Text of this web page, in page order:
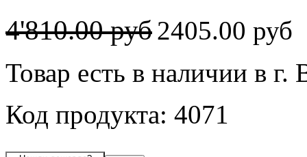
4'810.00 руб2405.00 руб
Товар есть в наличии в г.
Код продукта: 4071